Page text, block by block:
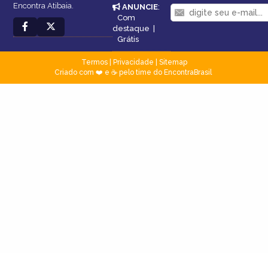
Encontra Atibaia.
ANUNCIE:
Com
destaque |
Grátis
Termos| Privacidade
Sitemap
Criado com ❤️ e ☕ pelo time do EncontraBrasil